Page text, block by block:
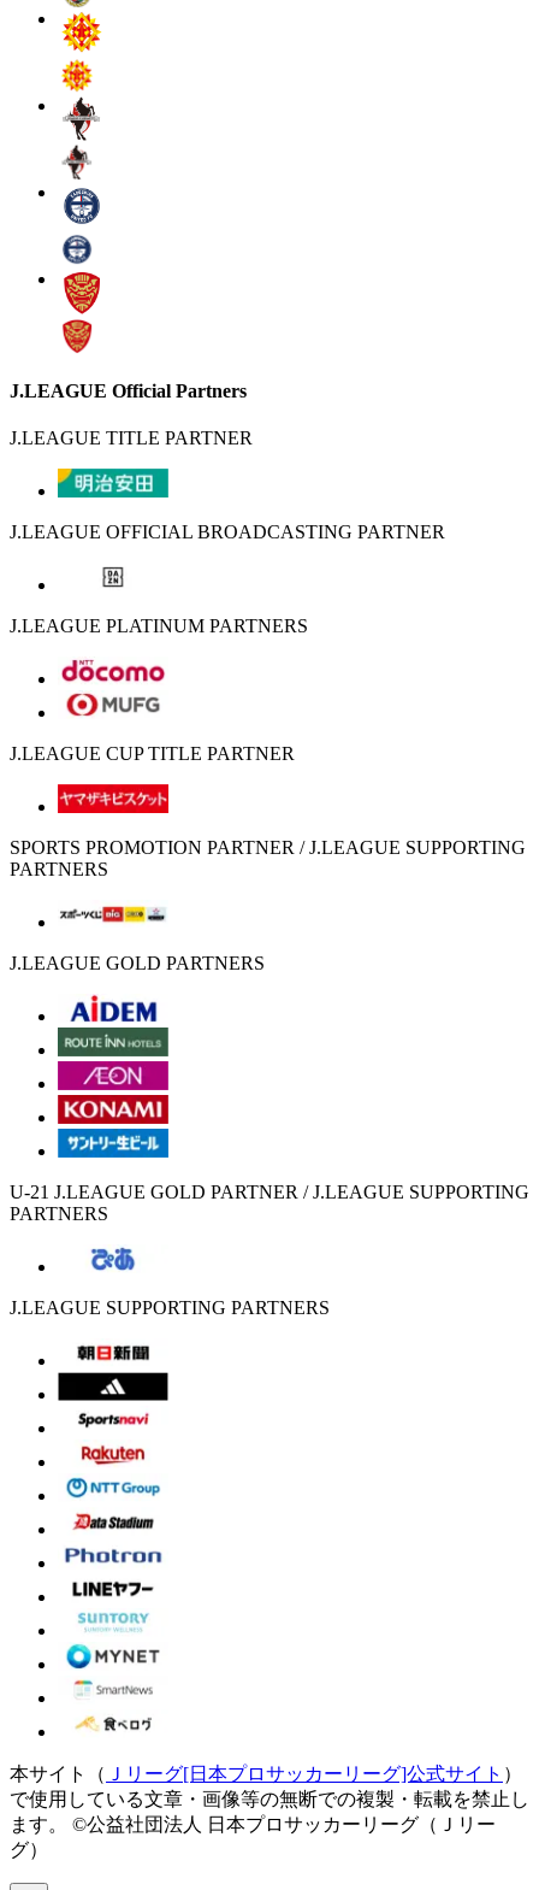
J.LEAGUE Official Partners
J.LEAGUE TITLE PARTNER
J.LEAGUE OFFICIAL BROADCASTING PARTNER
J.LEAGUE PLATINUM PARTNERS
J.LEAGUE CUP TITLE PARTNER
SPORTS PROMOTION PARTNER / J.LEAGUE SUPPORTING
PARTNERS
J.LEAGUE GOLD PARTNERS
U-21 J.LEAGUE GOLD PARTNER / J.LEAGUE SUPPORTING
PARTNERS
J.LEAGUE SUPPORTING PARTNERS
本サイト（ Ｊリーグ[日本プロサッカーリーグ]公式サイト ）
で使用している文章・画像等の無断での複製・転載を禁止し
ます。
©公益社団法人 日本プロサッカーリーグ（Ｊリー
グ）